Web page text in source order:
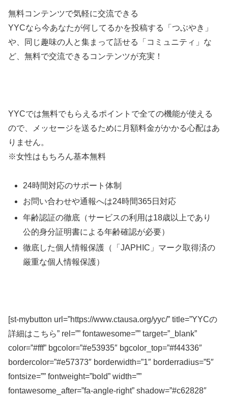
無料コンテンツで気軽に交流できる
YYCなら今あなたが何してるかを投稿する「つぶやき」
や、同じ趣味の人と集まって話せる「コミュニティ」な
ど、無料で交流できるコンテンツが充実！
YYCでは無料でもらえるポイントで全ての機能が使える
ので、メッセージを送るために月額料金がかかる心配はあ
りません。
※女性はもちろん基本無料
24時間対応のサポート体制
お問い合わせや通報へは24時間365日対応
年齢認証の徹底（サービスの利用は18歳以上であり
公的身分証明書による年齢確認が必要）
徹底した個人情報保護（「JAPHIC」マーク取得済の
厳重な個人情報保護）
[st-mybutton url=”https://www.ctausa.org/yyc/” title=”YYCの
詳細はこちら” rel=”” fontawesome=”” target=”_blank”
color=”#fff” bgcolor=”#e53935″ bgcolor_top=”#f44336″
bordercolor=”#e57373″ borderwidth=”1″ borderradius=”5″
fontsize=”” fontweight=”bold” width=””
fontawesome_after=”fa-angle-right” shadow=”#c62828″